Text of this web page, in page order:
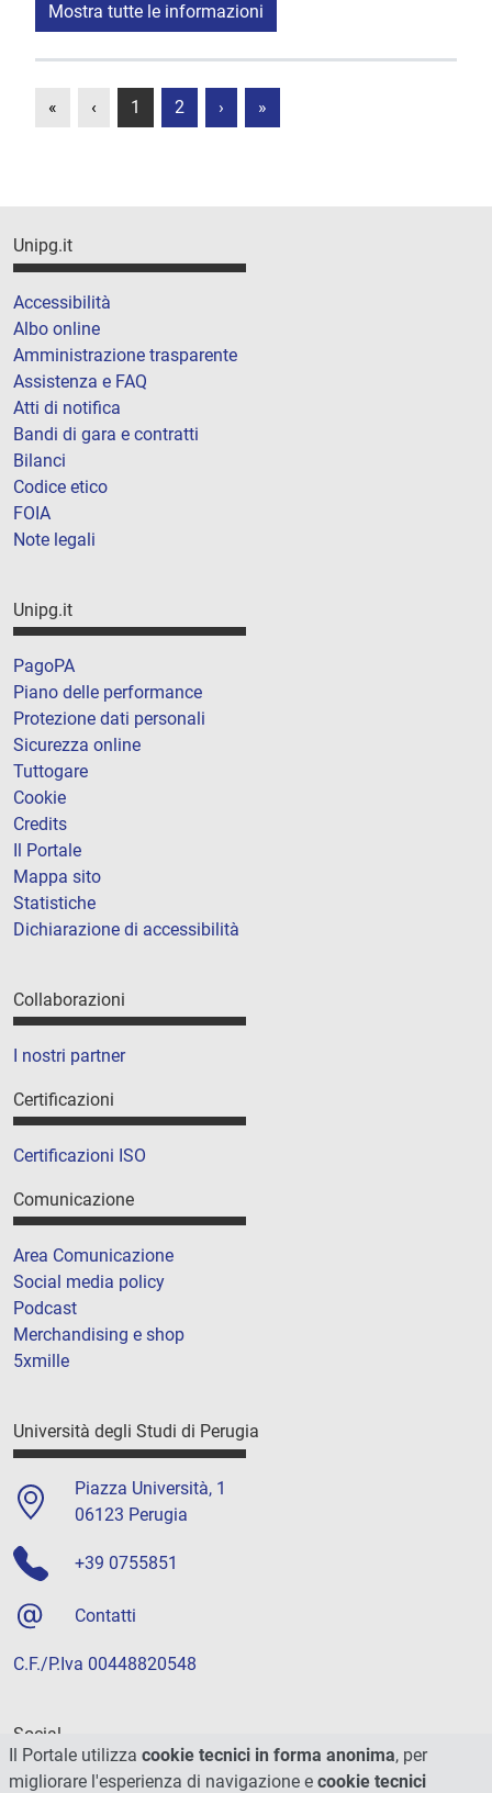
Mostra tutte le informazioni
« ‹ 1 2 › »
Unipg.it
Accessibilità
Albo online
Amministrazione trasparente
Assistenza e FAQ
Atti di notifica
Bandi di gara e contratti
Bilanci
Codice etico
FOIA
Note legali
Unipg.it
PagoPA
Piano delle performance
Protezione dati personali
Sicurezza online
Tuttogare
Cookie
Credits
Il Portale
Mappa sito
Statistiche
Dichiarazione di accessibilità
Collaborazioni
I nostri partner
Certificazioni
Certificazioni ISO
Comunicazione
Area Comunicazione
Social media policy
Podcast
Merchandising e shop
5xmille
Università degli Studi di Perugia
Piazza Università, 1
06123 Perugia
+39 0755851
Contatti
C.F./P.Iva 00448820548
Social
Il Portale utilizza cookie tecnici in forma anonima, per
migliorare l'esperienza di navigazione e cookie tecnici